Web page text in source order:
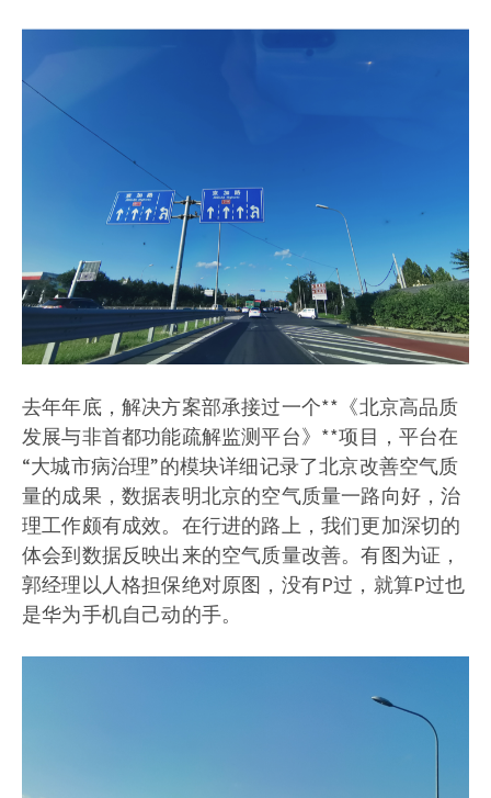
去年年底，解决方案部承接过一个**《北京高品质
发展与非首都功能疏解监测平台》**项目，平台在
“大城市病治理”的模块详细记录了北京改善空气质
量的成果，数据表明北京的空气质量一路向好，治
理工作颇有成效。在行进的路上，我们更加深切的
体会到数据反映出来的空气质量改善。有图为证，
郭经理以人格担保绝对原图，没有P过，就算P过也
是华为手机自己动的手。